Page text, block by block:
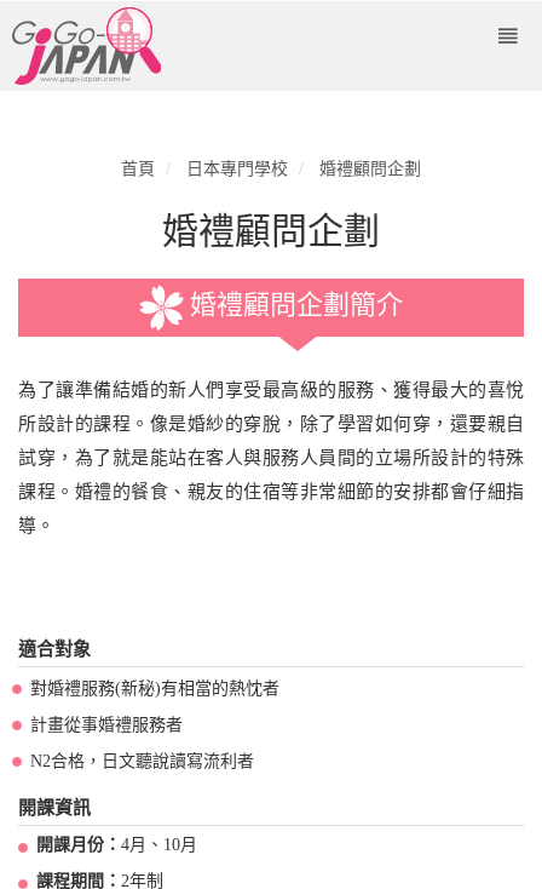
首頁 日本專門學校 婚禮顧問企劃
婚禮顧問企劃
婚禮顧問企劃簡介
為了讓準備結婚的新人們享受最高級的服務、獲得最大的喜悅
所設計的課程。像是婚紗的穿脫，除了學習如何穿，還要親自
試穿，為了就是能站在客人與服務人員間的立場所設計的特殊
課程。婚禮的餐食、親友的住宿等非常細節的安排都會仔細指
導。
適合對象
對婚禮服務(新秘)有相當的熱忱者
計畫從事婚禮服務者
N2合格，日文聽說讀寫流利者
開課資訊
開課月份： 4月、10月
課程期間： 2年制